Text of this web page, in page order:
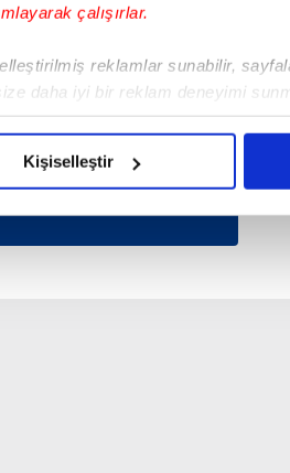
çalışırlar.
reklamlar sunabilir,
daha iyi bir reklam deneyimi
ve bu noktada,
kendimize ve üçüncü
Kişiselleştir